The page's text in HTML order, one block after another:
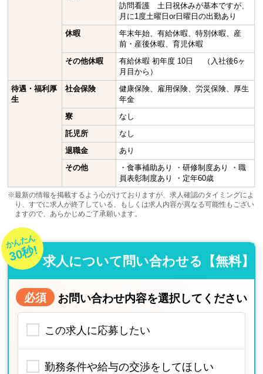
訪問看護 土日祝休みが基本ですが、
月に1度土曜日or日曜日の出勤あり
休暇
年末年始、有給休暇、特別休暇、産
前・産後休暇、育児休暇
その他休暇
有給休暇 初年度 10日 （入社後6ヶ
月目から）
待遇・福利厚
生
社会保険
健康保険、雇用保険、労災保険、厚生
年金
寮
なし
託児所
なし
退職金
あり
その他
・食事補助あり ・研修制度あり ・職
員表彰制度あり ・定年60歳
※最新の情報を掲載するよう心がけておりますが、求人確認のタイミングによ
り、すでに求人が終了している、もしくは求人内容が異なる可能性もござい
ますので、あらかじめご了承願います。
かんたん
30秒! 求人について問い合わせる【無料】
必須 お問い合わせ内容を選択してください
この求人に応募したい
勤務条件や給与の交渉をしてほしい